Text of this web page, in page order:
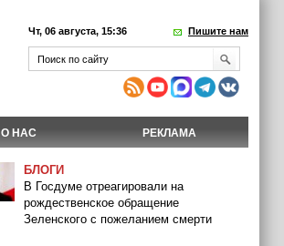
Чт, 06 августа, 15:36 Пишите нам
О НАС РЕКЛАМА
БЛОГИ
В Госдуме отреагировали на
рождественское обращение
Зеленского с пожеланием смерти